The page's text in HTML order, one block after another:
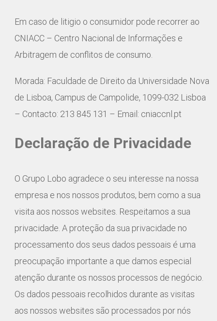
Em caso de litigio o consumidor pode recorrer ao
CNIACC – Centro Nacional de Informações e
Arbitragem de conflitos de consumo.
Morada: Faculdade de Direito da Universidade Nova
de Lisboa, Campus de Campolide, 1099-032 Lisboa
– Contacto: 213 845 131 – Email: cniaccnl.pt
Declaração de Privacidade
O Grupo Lobo agradece o seu interesse na nossa
empresa e nos nossos produtos, bem como a sua
visita aos nossos websites. Respeitamos a sua
privacidade. A proteção da sua privacidade no
processamento dos seus dados pessoais é uma
preocupação importante a que damos especial
atenção durante os nossos processos de negócio.
Os dados pessoais recolhidos durante as visitas
aos nossos websites são processados por nós